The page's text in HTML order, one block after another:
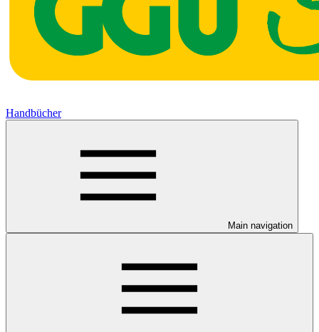
Handbücher
Main navigation